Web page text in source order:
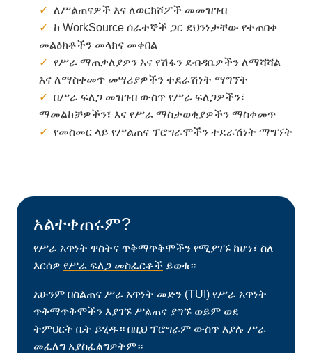
ለሥልጠናዎች እና ለወርክሾፖች መመዝገብ
ከ WorkSource ሰራተኞች ጋር ደህንነታቸው የተጠበቀ
መልዕክቶችን መላክና መቀበል
የሥራ ማጠቃለያዎን እና የሽፋን ደብዳቤዎችን ለማሻሻል
እና ለማስቀመጥ መሣሪያዎችን ተደራሽነት ማግኘት
በሥራ ፍለጋ መዝገብ ውስጥ የሥራ ፍለጋዎችን፣
ማመልከቻዎችን፣ እና የሥራ ማስታወቂያዎችን ማስቀመጥ
የመስመር ላይ የሥልጠና ፕሮግራሞችን ተደራሽነት ማግኘት
አልተቀጠሩም?
የሥራ አጥነት ዋስትና ጥቅማጥቅሞችን የሚያገኙ ከሆነ፣ ስለ
እርሰዎ የሥራ ፍለጋ መስፈርቶች ይወቁ።
አሁንም በስልጠና ሥራ አጥነት መድን (TUI) የሥራ አጥነት
ጥቅማጥቅሞችን እያገኙ ሥልጠና ያግኙ ወይም ወደ
ትምህርት ቤት ይሂዱ። በዚህ ፕሮግራም ውስጥ እያሉ ሥራ
መፈለግ አያስፈልግዎትም።